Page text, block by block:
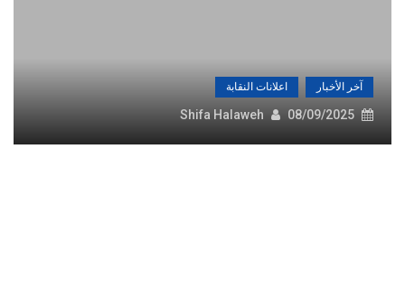
آخر الأخبار اعلانات النقابة
08/09/2025
Shifa Halaweh